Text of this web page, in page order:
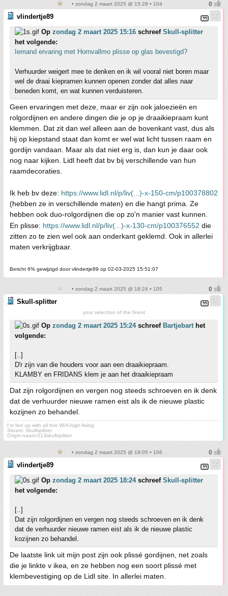
• zondag 2 maart 2025 @ 15:28 • 104
vlindertje89
Op zondag 2 maart 2025 15:16 schreef Skull-splitter
het volgende:
Iemand ervaring met Hornvallmo plisse op glas bevestigd?
Verhuurder weigert mee te denken en ik wil vooral niet boren maar
wel de draai kiepramen kunnen openen zonder dat alles naar
beneden komt, en wat kunnen verduisteren.
Geen ervaringen met deze, maar er zijn ook jaloezieën en
rolgordijnen en andere dingen die je op je draaikiepraam kunt
klemmen. Dat zit dan wel alleen aan de bovenkant vast, dus als
hij op kiepstand staat dan komt er wel wat licht tussen raam en
gordijn vandaan. Maar als dat niet erg is, dan kun je daar ook
nog naar kijken. Lidl heeft dat bv bij verschillende van hun
raamdecoraties.
Ik heb bv deze: https://www.lidl.nl/p/liv(...)-x-150-cm/p100378802
(hebben ze in verschillende maten) en die hangt prima. Ze
hebben ook duo-rolgordijnen die op zo'n manier vast kunnen.
En plisse: https://www.lidl.nl/p/liv(...)-x-130-cm/p100376552 die
zitten zo te zien wel ook aan onderkant geklemd. Ook in allerlei
maten verkrijgbaar.
Bericht 6% gewijzigd door vlindertje89 op 02-03-2025 15:51:07
• zondag 2 maart 2025 @ 18:24 • 105
Skull-splitter
your selection of the finest
Op zondag 2 maart 2025 15:24schreef Bartjebarthet
volgende:
[..]
D'r zijn van die houders voor aan een draaikiepraam.
KLAMBY en FRIDANS klem je aan het draaikiepraam
Dat zijn rolgordijnen en vergen nog steeds schroeven en ik denk
dat de verhuurder nieuwe ramen eist als ik de nieuwe plastic
kozijnen zo behandel.
I'm fed up with all this Wi-fi-high-fiving
Steam: Skullsplitter
Origin-naam:013skullsplitter
• zondag 2 maart 2025 @ 19:05 • 106
vlindertje89
Op zondag 2 maart 2025 18:24schreef Skull-splitter
het volgende:
[..]
Dat zijn rolgordijnen en vergen nog steeds schroeven en ik denk
dat de verhuurder nieuwe ramen eist als ik de nieuwe plastic
kozijnen zo behandel.
De laatste link uit mijn post zijn ook plissé gordijnen, net zoals
die je linkte v ikea, en ze hebben nog een soort plissé met
klembevestiging op de Lidl site. In allerlei maten.